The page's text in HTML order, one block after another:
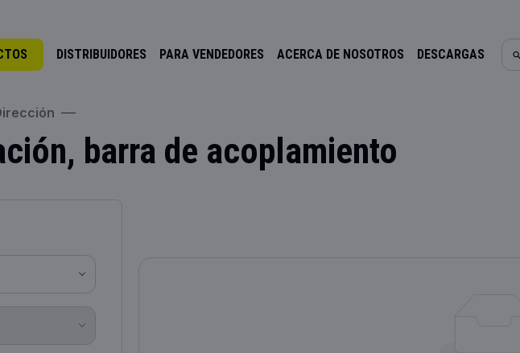
DISTRIBUIDORES PARA VENDEDORES ACERCA DE NOSOTROS DESCARGAS
Dirección
barra de acoplamiento